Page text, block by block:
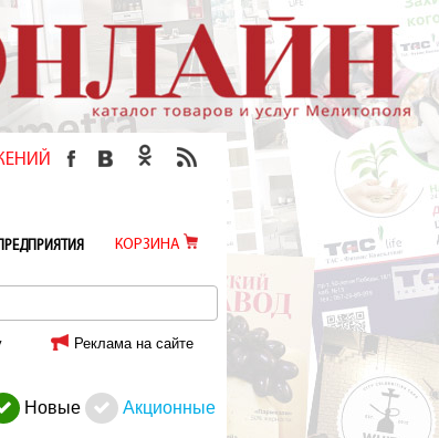
ПРЕДПРИЯТИЯ КОРЗИНА
Реклама на сайте
Новые Акционные